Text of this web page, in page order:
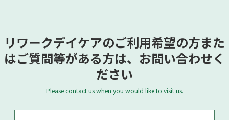
リワークデイケアのご利用希望の方また
はご質問等がある方は、お問い合わせく
ださい
Please contact us when you would like to visit us.